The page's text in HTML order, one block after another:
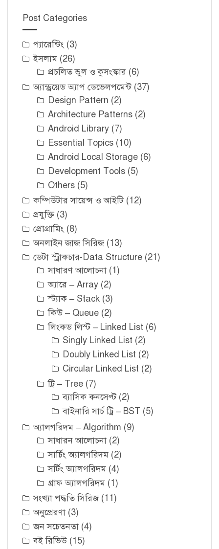
Post Categories
প্যারেন্টিং (3)
ইসলাম (26)
প্রচলিত ভুল ও কুসংস্কার (6)
অ্যান্ড্রয়েড অ্যাপ ডেভেলপমেন্ট(37)
Design Pattern (2)
Architecture Patterns (2)
Android Library (7)
Essential Topics (10)
Android Local Storage (6)
Development Tools (5)
Others (5)
কম্পিউটার সায়েন্স ও আইটি(12)
প্রযুক্তি (3)
প্রোগ্রামিং (8)
অনলাইন জাজ সিরিজ (13)
ডেটা স্ট্রাকচার-Data Structure (21)
সাধারণ আলোচনা (1)
অ্যারে – Array (2)
স্ট্যাক – Stack (3)
কিউ – Queue (2)
লিংকড লিস্ট – Linked List (6)
Singly Linked List (2)
Doubly Linked List (2)
Circular Linked List (2)
ট্রি – Tree (7)
ব্যাসিক কনসেপ্ট(2)
বাইনারি সার্চ ট্রি – BST (5)
অ্যালগরিদম – Algorithm (9)
সাধারন আলোচনা (2)
সার্চিং অ্যালগরিদম (2)
সর্টিং অ্যালগরিদম (4)
গ্রাফ অ্যালগরিদম (1)
সংখ্যা পদ্ধতি সিরিজ (11)
অনুপ্রেরণা (3)
জন সচেতনতা (4)
বই রিভিউ (15)